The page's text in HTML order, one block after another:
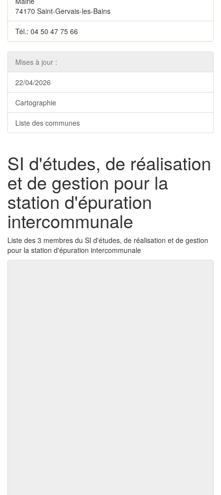
74170 Saint-Gervais-les-Bains
Tél.: 04 50 47 75 66
Mises à jour :
22/04/2026
Cartographie
Liste des communes
SI d'études, de réalisation
et de gestion pour la
station d'épuration
intercommunale
Liste des 3 membres du SI d'études, de réalisation et de gestion
pour la station d'épuration intercommunale